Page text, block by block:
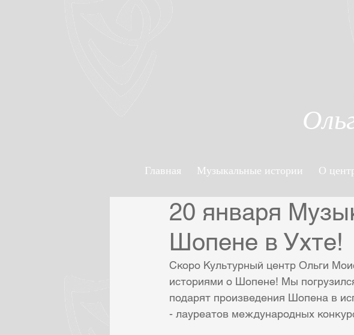
Главная Музыкальные истории О
20 января
Шопене в Ухте!
Скоро Культурный центр Ольги
историями о Шопене! Мы
подарят произведения Шопена в
- лауреатов международных